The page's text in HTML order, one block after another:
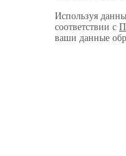
Используя
соответствии с
ваши данные